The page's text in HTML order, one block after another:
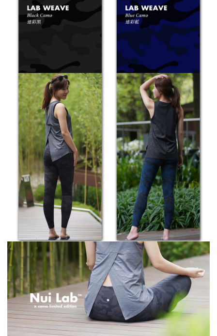
不可烘乾
不可乾洗
不可添加柔軟精
低溫熨燙
※ 此款布料為特殊處理材質，洗滌時強烈建議反面放入洗衣袋
※ 正確的洗滌方式將大大地影響產品壽命